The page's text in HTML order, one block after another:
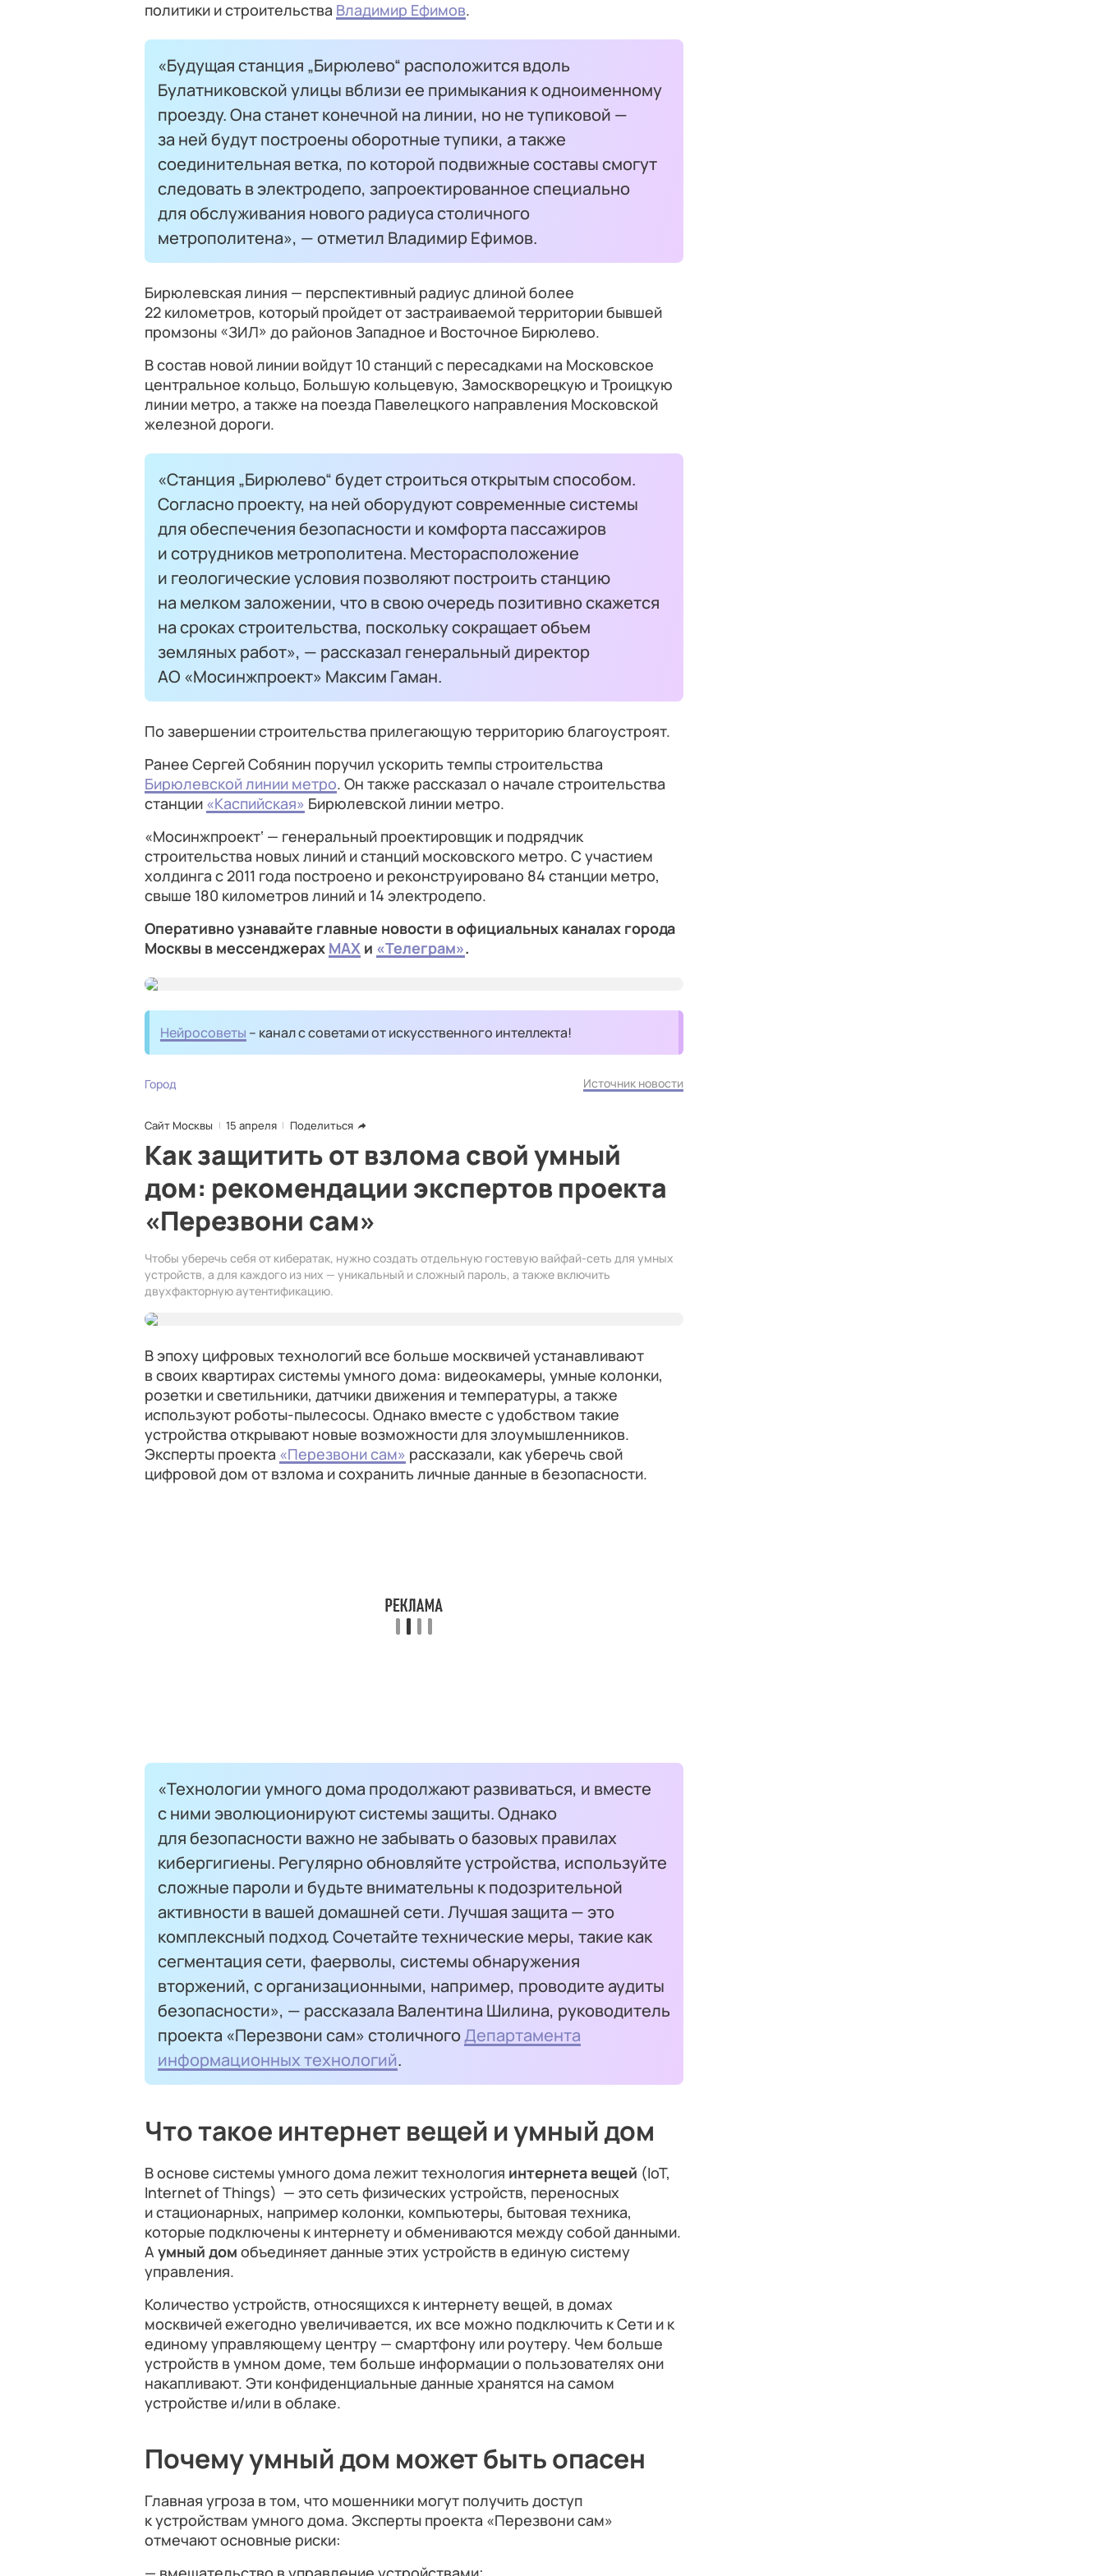
политики и строительства Владимир Ефимов.
«Будущая станция „Бирюлево“ расположится вдоль
Булатниковской улицы вблизи ее примыкания к одноименному
проезду. Она станет конечной на линии, но не тупиковой —
за ней будут построены оборотные тупики, а также
соединительная ветка, по которой подвижные составы смогут
следовать в электродепо, запроектированное специально
для обслуживания нового радиуса столичного
метрополитена», — отметил Владимир Ефимов.
Бирюлевская линия — перспективный радиус длиной более
22 километров, который пройдет от застраиваемой территории бывшей
промзоны «ЗИЛ» до районов Западное и Восточное Бирюлево.
В состав новой линии войдут 10 станций с пересадками на Московское
центральное кольцо, Большую кольцевую, Замоскворецкую и Троицкую
линии метро, а также на поезда Павелецкого направления Московской
железной дороги.
«Станция „Бирюлево“ будет строиться открытым способом.
Согласно проекту, на ней оборудуют современные системы
для обеспечения безопасности и комфорта пассажиров
и сотрудников метрополитена. Месторасположение
и геологические условия позволяют построить станцию
на мелком заложении, что в свою очередь позитивно скажется
на сроках строительства, поскольку сокращает объем
земляных работ», — рассказал генеральный директор
АО «Мосинжпроект» Максим Гаман.
По завершении строительства прилегающую территорию благоустроят.
Ранее Сергей Собянин поручил ускорить темпы строительства
Бирюлевской линии метро. Он также рассказал о начале строительства
станции «Каспийская» Бирюлевской линии метро.
«Мосинжпроект‘ — генеральный проектировщик и подрядчик
строительства новых линий и станций московского метро. С участием
холдинга с 2011 года построено и реконструировано 84 станции метро,
свыше 180 километров линий и 14 электродепо.
Оперативно узнавайте главные новости в официальных каналах города
Москвы в мессенджерах MAX и «Телеграм».
Нейросоветы – канал с советами от искусственного интеллекта!
Город Источник новости
Сайт Москвы 15 апреля Поделиться
Как защитить от взлома свой умный
дом: рекомендации экспертов проекта
«Перезвони сам»
Чтобы уберечь себя от кибератак, нужно создать отдельную гостевую вайфай-сеть для умных
устройств, а для каждого из них — уникальный и сложный пароль, а также включить
двухфакторную аутентификацию.
В эпоху цифровых технологий все больше москвичей устанавливают
в своих квартирах системы умного дома: видеокамеры, умные колонки,
розетки и светильники, датчики движения и температуры, а также
используют роботы-пылесосы. Однако вместе с удобством такие
устройства открывают новые возможности для злоумышленников.
Эксперты проекта «Перезвони сам» рассказали, как уберечь свой
цифровой дом от взлома и сохранить личные данные в безопасности.
«Технологии умного дома продолжают развиваться, и вместе
с ними эволюционируют системы защиты. Однако
для безопасности важно не забывать о базовых правилах
кибергигиены. Регулярно обновляйте устройства, используйте
сложные пароли и будьте внимательны к подозрительной
активности в вашей домашней сети. Лучшая защита — это
комплексный подход. Сочетайте технические меры, такие как
сегментация сети, фаерволы, системы обнаружения
вторжений, с организационными, например, проводите аудиты
безопасности», — рассказала Валентина Шилина, руководитель
проекта «Перезвони сам» столичногоДепартамента
информационных технологий.
Что такое интернет вещей и умный дом
В основе системы умного дома лежит технология интернета вещей (IoT,
Internet of Things) — это сеть физических устройств, переносных
и стационарных, например колонки, компьютеры, бытовая техника,
которые подключены к интернету и обмениваются между собой данными.
А умный дом объединяет данные этих устройств в единую систему
управления.
Количество устройств, относящихся к интернету вещей, в домах
москвичей ежегодно увеличивается, их все можно подключить к Сети и к
единому управляющему центру — смартфону или роутеру. Чем больше
устройств в умном доме, тем больше информации о пользователях они
накапливают. Эти конфиденциальные данные хранятся на самом
устройстве и/или в облаке.
Почему умный дом может быть опасен
Главная угроза в том, что мошенники могут получить доступ
к устройствам умного дома. Эксперты проекта «Перезвони сам»
отмечают основные риски: